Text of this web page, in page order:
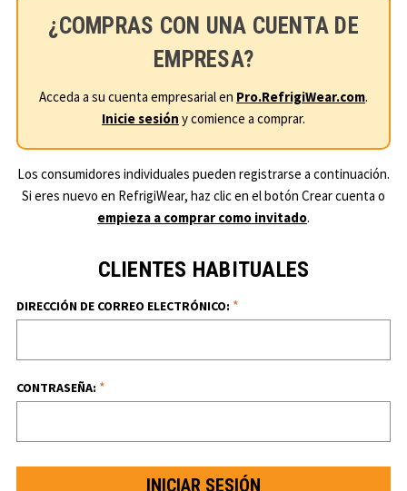
¿COMPRAS CON UNA CUENTA DE
EMPRESA?
Acceda a su cuenta empresarial en Pro.RefrigiWear.com.
Inicie sesión y comience a comprar.
Los consumidores individuales pueden registrarse a continuación.
Si eres nuevo en RefrigiWear, haz clic en el botón Crear cuenta o
empieza a comprar como invitado.
CLIENTES HABITUALES
DIRECCIÓN DE CORREO ELECTRÓNICO: *
CONTRASEÑA: *